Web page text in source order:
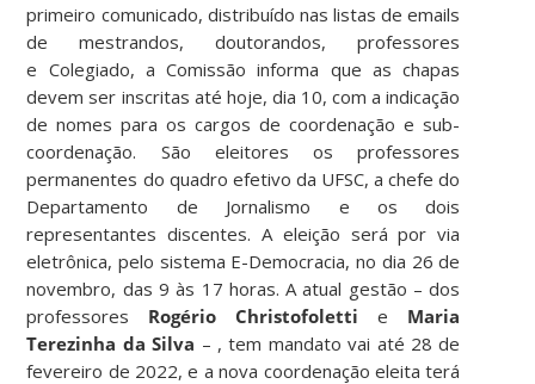
primeiro comunicado, distribuído nas listas de emails
de mestrandos, doutorandos, professores
e Colegiado, a Comissão informa que as chapas
devem ser inscritas até hoje, dia 10, com a indicação
de nomes para os cargos de coordenação e sub-
coordenação. São eleitores os professores
permanentes do quadro efetivo da UFSC, a chefe do
Departamento de Jornalismo e os dois
representantes discentes. A eleição será por via
eletrônica, pelo sistema E-Democracia, no dia 26 de
novembro, das 9 às 17 horas. A atual gestão – dos
professores Rogério Christofoletti e Maria
Terezinha da Silva – , tem mandato vai até 28 de
fevereiro de 2022, e a nova coordenação eleita terá